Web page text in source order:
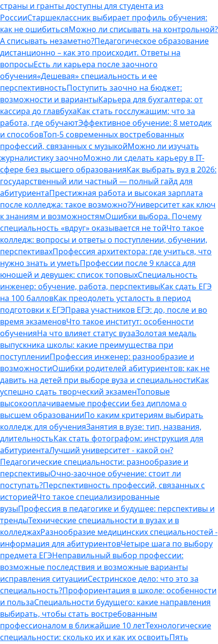
страны и гранты доступны для студента из
РоссииСтаршеклассник выбирает профиль обучения:
как не ошибитьсяМожно ли списывать на контрольной?
А списывать незаметно?Педагогическое образование
дистанционно – как это происходит. Ответы на
вопросыЕсть ли карьера после заочного
обучения«Дешевая» специальность и ее
перспективностьПоступить заочно на бюджет:
возможности и вариантыКарьера для бухгалтера: от
кассира до главбухаКак стать госслужащим: что за
работа, где обучаютЭффективное обучение: 8 методик
и способовТоп-5 современных востребованных
профессий, связанных с музыкойМожно ли изучать
журналистику заочноМожно ли сделать карьеру в IT-
сфере без высшего образованияКак выбрать вуз в 2026:
государственный или частный — полный гайд для
абитуриентаПрестижная работа и высокая зарплата
после колледжа: такое возможно?Университет как ключ
к знаниям и возможностямОшибки выбора. Почему
специальность «вдруг» оказывается не тойЧто такое
колледж: вопросы и ответы о поступлении, обучении,
перспективахПрофессия архитектора: где учиться, что
нужно знать и уметьПрофессии после 9 класса для
юношей и девушек: список топовыхСпециальность
инженер: обучение, работа, перспективыКак сдать ЕГЭ
на 100 балловКак преодолеть усталость в период
подготовки к ЕГЭПрава участников ЕГЭ: до, после и во
время экзаменовЧто такое институт: особенности
обученияНа что влияет статус вузаЗолотая медаль
выпускника школы: какие преимущества при
поступленииПрофессия инженер: разнообразие и
возможностиОшибки родителей абитуриентов: как не
давить на детей при выборе вуза и специальностиКак
успешно сдать творческий экзаменТоповые
высокооплачиваемые профессии без диплома о
высшем образованииПо каким критериям выбирать
колледж для обученияЗанятия в вузе: тип, названия,
длительностьКак стать фотографом: инструкция для
абитуриентаЛучший университет - какой он?
Педагогические специальности: разнообразие и
перспективыОчно-заочное обучение: стоит ли
поступать?Перспективность профессий, связанных с
историейЧто такое специализированные
вузыПрофессия в педагогике и будущее: перспективы и
трендыТехнические специальности в вузах и в
колледжахРазнообразие медицинских специальностей -
информация для абитуриентовЧетыре шага по выбору
предмета ЕГЭНеправильный выбор профессии:
возможные последствия и возможные варианты
исправления ситуацииСестринское дело: что это за
специальность?Профориентация в школе: особенности
и пользаСпециальности будущего: какие направления
выбирать, чтобы стать востребованным
профессионалом в ближайшие 10 летТехнологические
специальности: сколько их и как их освоитьПять